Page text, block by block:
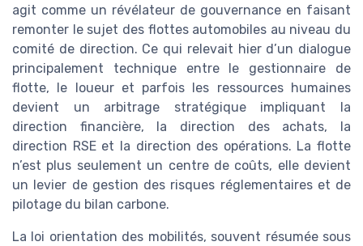
agit comme un révélateur de gouvernance en faisant
remonter le sujet des flottes automobiles au niveau du
comité de direction. Ce qui relevait hier d’un dialogue
principalement technique entre le gestionnaire de
flotte, le loueur et parfois les ressources humaines
devient un arbitrage stratégique impliquant la
direction financière, la direction des achats, la
direction RSE et la direction des opérations. La flotte
n’est plus seulement un centre de coûts, elle devient
un levier de gestion des risques réglementaires et de
pilotage du bilan carbone.
La loi orientation des mobilités, souvent résumée sous